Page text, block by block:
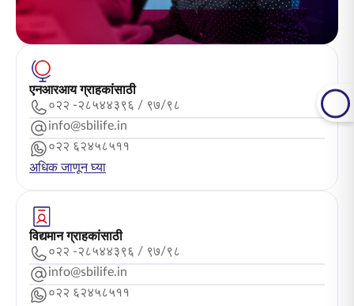
एनआरआय ग्राहकांसाठी
०२२ -२८५४४३९६ / ९७/९८
info@sbilife.in
०२२ ६२४५८५११
अधिक जाणून घ्या
विद्यमान ग्राहकांसाठी
०२२ -२८५४४३९६ / ९७/९८
info@sbilife.in
०२२ ६२४५८५११